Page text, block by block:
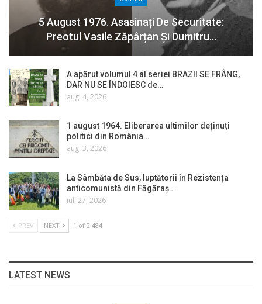
5 August 1976. Asasinați De Securitate:
Preotul Vasile Zăpârțan Și Dumitru…
A apărut volumul 4 al seriei BRAZII SE FRÂNG,
DAR NU SE ÎNDOIESC de…
aug. 4, 2026
1 august 1964. Eliberarea ultimilor deținuți
politici din România…
aug. 3, 2026
La Sâmbăta de Sus, luptătorii în Rezistența
anticomunistă din Făgăraș…
iul. 27, 2026
PREV NEXT 1 of 2.484
LATEST NEWS